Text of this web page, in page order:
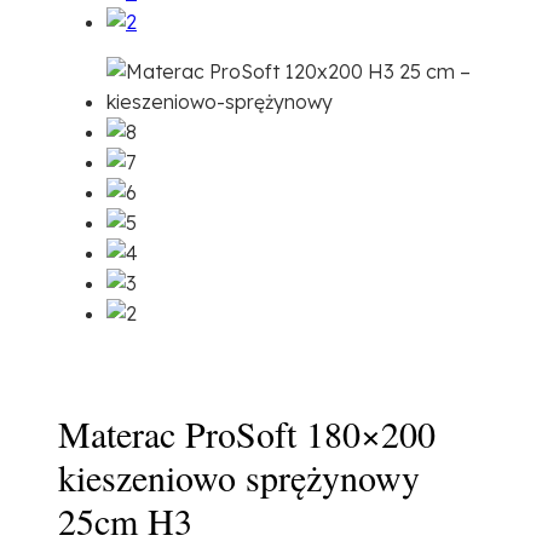
Materac ProSoft 180×200
kieszeniowo sprężynowy
25cm H3